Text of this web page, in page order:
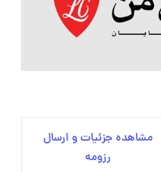
مشاهده جزئیات و ارسال
رزومه